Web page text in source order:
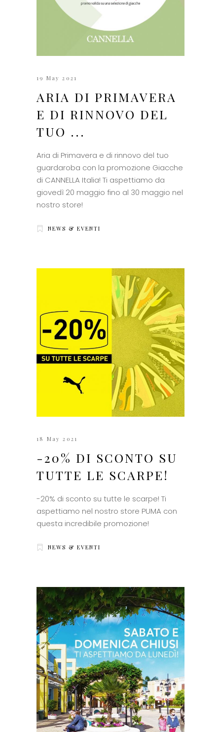
19 May 2021
ARIA DI PRIMAVERA
E DI RINNOVO DEL
TUO ...
Aria di Primavera e di rinnovo del tuo
guardaroba con la promozione Giacche
di CANNELLA Italia! Ti aspettiamo da
giovedì 20 maggio fino al 30 maggio nel
nostro store!
NEWS & EVENTI
18 May 2021
-20% DI SCONTO SU
TUTTE LE SCARPE!
-20% di sconto su tutte le scarpe! Ti
aspettiamo nel nostro store PUMA con
questa incredibile promozione!
NEWS & EVENTI